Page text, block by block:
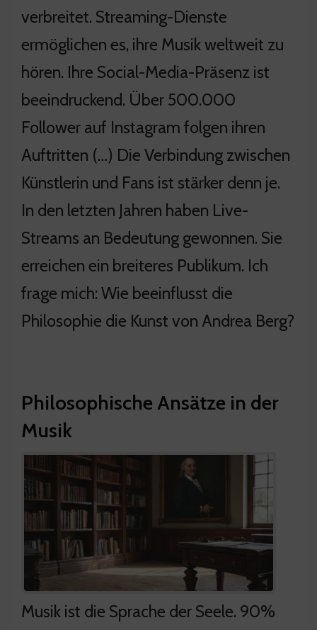
verbreitet. Streaming-Dienste
ermöglichen es, ihre Musik weltweit zu
hören. Ihre Social-Media-Präsenz ist
beeindruckend. Über 500.000
Follower auf Instagram folgen ihren
Auftritten (…) Die Verbindung zwischen
Künstlerin und Fans ist stärker denn je.
In den letzten Jahren haben Live-
Streams an Bedeutung gewonnen. Sie
erreichen ein breiteres Publikum. Ich
frage mich: Wie beeinflusst die
Philosophie die Kunst von Andrea Berg?
Philosophische Ansätze in der
Musik
Musik ist die Sprache der Seele. 90%